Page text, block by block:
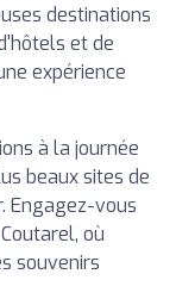
destinations
et de
expérience
à la journée
beaux sites de
Engagez-vous
où
souvenirs